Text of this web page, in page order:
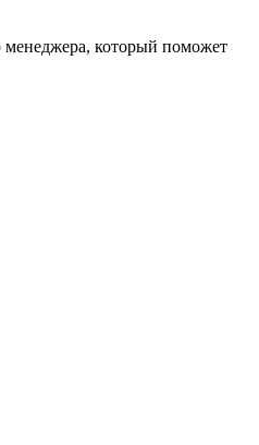
менеджера, который поможет